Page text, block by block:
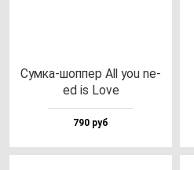
Сум­ка-шоп­пер All you ne­
ed is Love
790 руб